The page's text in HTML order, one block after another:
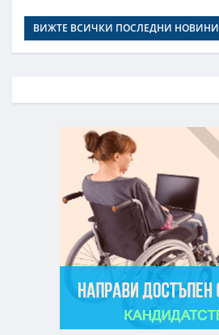
ВИЖТЕ ВСИЧКИ ПОСЛЕДНИ НОВИНИ